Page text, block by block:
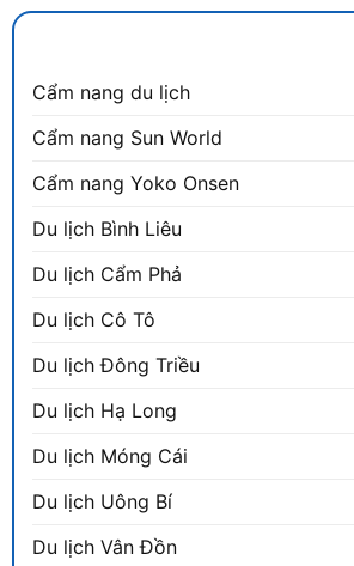
Cẩm nang du lịch
Cẩm nang Sun World
Cẩm nang Yoko Onsen
Du lịch Bình Liêu
Du lịch Cẩm Phả
Du lịch Cô Tô
Du lịch Đông Triều
Du lịch Hạ Long
Du lịch Móng Cái
Du lịch Uông Bí
Du lịch Vân Đồn